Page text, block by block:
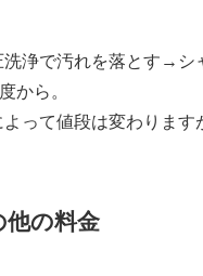
浄で汚れを落とす→
から。
って値段は変わりま
他の料金